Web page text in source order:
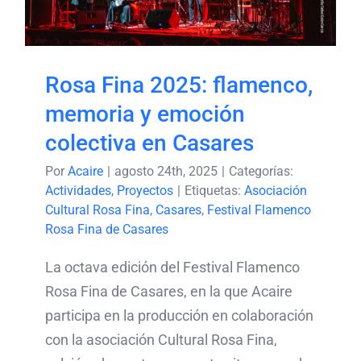
Casares
Rosa Fina 2025: flamenco,
memoria y emoción
colectiva en Casares
PorAcaire | agosto 24th, 2025 | Categorías:
Actividades, Proyectos | Etiquetas: Asociación
Cultural Rosa Fina, Casares, Festival Flamenco
Rosa Fina de Casares
La octava edición del Festival Flamenco
Rosa Fina de Casares, en la que Acaire
participa en la producción en colaboración
con la asociación Cultural Rosa Fina,